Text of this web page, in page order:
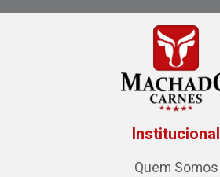
Institucional
Quem Somos